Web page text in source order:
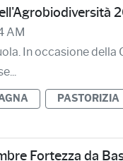
AM
In occasione della
PASTORIZIA
Fortezza da